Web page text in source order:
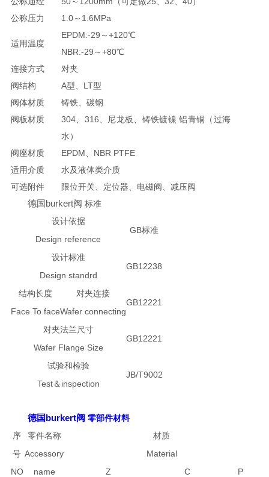
公称压力
1.0～1.6MPa
适用温度
EPDM:-29～+120℃
NBR:-29～+80℃
连接方式
对夹
阀结构
A型、LT型
阀体材质
铸铁、碳钢
阀板材质
304、316、尼龙板、铸铁镀镍 铝青铜（过海
水）
阀座材质
EPDM、NBR PTFE
适用介质
水及液体类介质
可选附件
限位开关、定位器、电磁阀、减压阀
德国burkert阀 标准
设计依据
Design reference
GB标准
设计标准
Design standrd
GB12238
结构长度
Face To face
对夹连接
Wafer connecting
GB12221
对夹法兰尺寸
Wafer Flange Size
GB12221
试验和检验
Test＆inspection
JB/T9002
德国burkert阀 零部件材料
序
号
NO
零件名称
Accessory
name
材质
Material
Z
C P